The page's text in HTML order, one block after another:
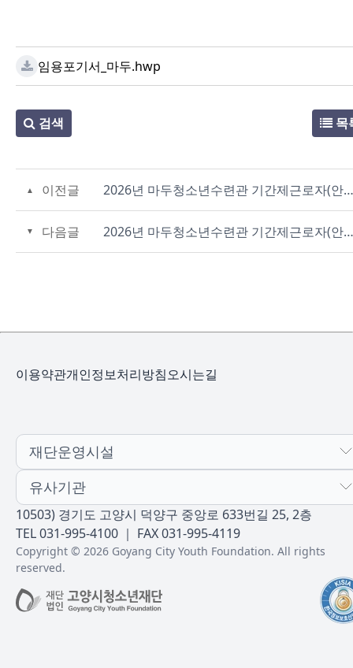
임용포기서_마두.hwp
검색 목
이전글 2026년 마두청소년수련관 기간제근로자(안내데스크) 채용 공고 2차
다음글 2026년 마두청소년수련관 기간제근로자(안내데스크) 채용 서류심사 결과발표 및 면접 안내
10503) 경기도 고양시 덕양구 중앙로 633번길 25, 2층
TEL 031-995-4100 ｜ FAX 031-995-4119
Copyright © 2026 Goyang City Youth Foundation. All rights
reserved.
이용약관개인정보처리방침오시는길
재단운영시설
유사기관